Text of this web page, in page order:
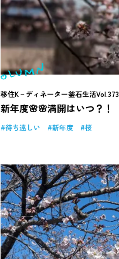
移住K－ディネーター釜石生活Vol.373
新年度🌸🌸満開はいつ？！
待ち遠しい 新年度 桜